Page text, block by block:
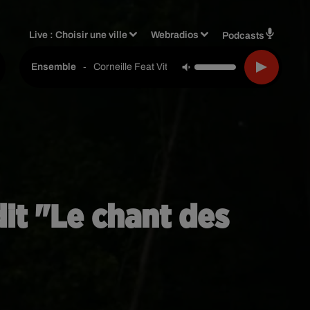
Live :Choisir une ville Webradios Podcasts
Ensemble - Corneille Feat Vitaa
"Le chant des